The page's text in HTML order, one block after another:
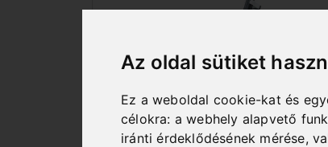
Az oldal sütiket
Ez a weboldal cookie-kat és
célokra: a webhely alapvető
iránti érdeklődésének mérése,